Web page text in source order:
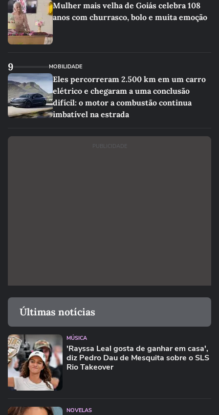
Mulher mais velha de Goiás celebra 108
anos com churrasco, bolo e muita emoção
9 MOBILIDADE
Eles percorreram 2.500 km em um carro
elétrico e chegaram a uma conclusão
difícil: o motor a combustão continua
imbatível na estrada
PUBLICIDADE
Últimas notícias
MÚSICA
'Rayssa Leal gosta de ganhar em casa',
diz Pedro Dau de Mesquita sobre o SLS
Rio Takeover
NOVELAS